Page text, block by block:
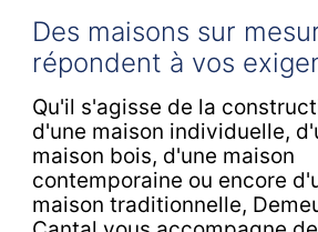
Des maisons sur
répondent à vos
Qu'il s'agisse de la
d'une maison individuelle,
maison bois, d'une maison
contemporaine ou encore
maison traditionnelle,